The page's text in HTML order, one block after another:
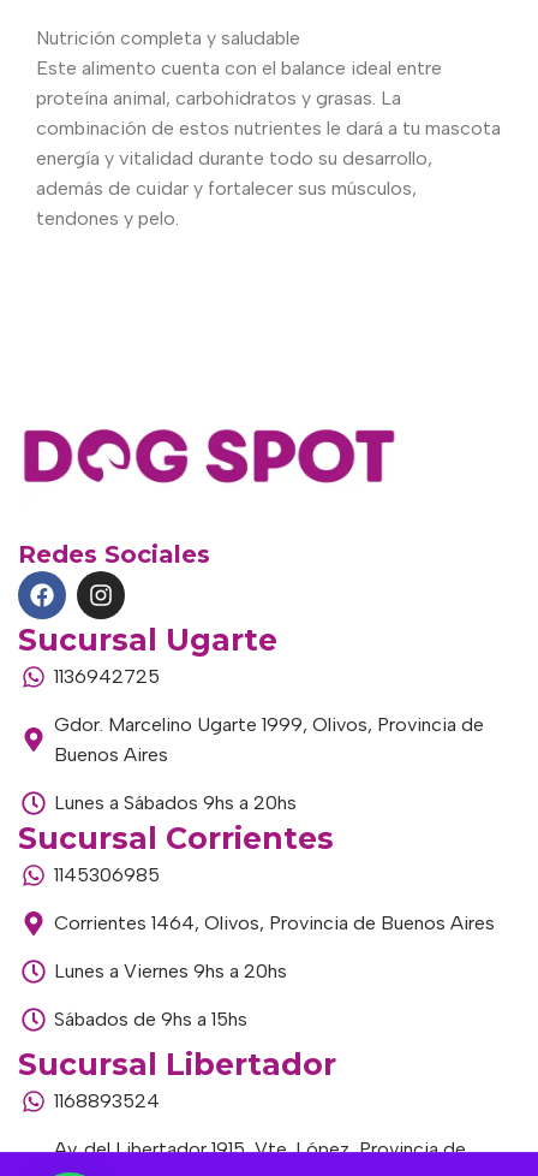
Nutrición completa y saludable
Este alimento cuenta con el balance ideal entre
proteína animal, carbohidratos y grasas. La
combinación de estos nutrientes le dará a tu mascota
energía y vitalidad durante todo su desarrollo,
además de cuidar y fortalecer sus músculos,
tendones y pelo.
Redes Sociales
Sucursal Ugarte
1136942725
Gdor. Marcelino Ugarte 1999, Olivos, Provincia de
Buenos Aires
Lunes a Sábados 9hs a 20hs
Sucursal Corrientes
1145306985
Corrientes 1464, Olivos, Provincia de Buenos Aires
Lunes a Viernes 9hs a 20hs
Sábados de 9hs a 15hs
Sucursal Libertador
1168893524
Av. del Libertador 1915, Vte. López, Provincia de